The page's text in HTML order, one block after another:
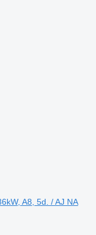
A8, 5d. / AJ NA